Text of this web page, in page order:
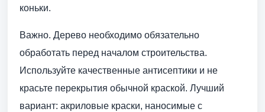
коньки.
Важно. Дерево необходимо обязательно
обработать перед началом строительства.
Используйте качественные антисептики и не
красьте перекрытия обычной краской. Лучший
вариант: акриловые краски, наносимые с